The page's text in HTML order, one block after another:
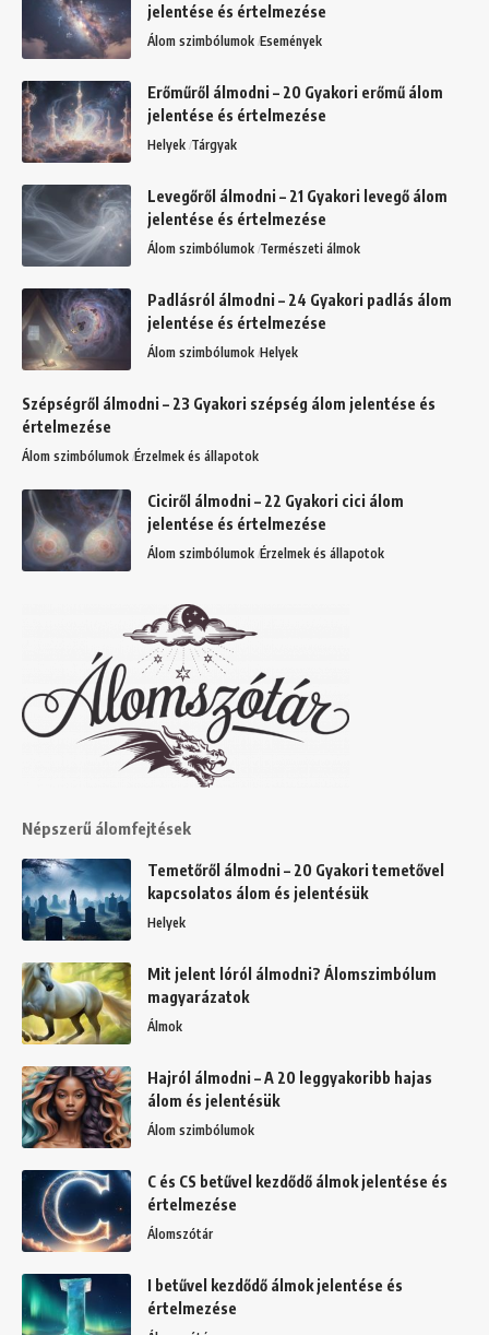
jelentése és értelmezése
Álom szimbólumok Események
Erőműről álmodni – 20 Gyakori erőmű álom
jelentése és értelmezése
Helyek Tárgyak
Levegőről álmodni – 21 Gyakori levegő álom
jelentése és értelmezése
Álom szimbólumok Természeti álmok
Padlásról álmodni – 24 Gyakori padlás álom
jelentése és értelmezése
Álom szimbólumok Helyek
Szépségről álmodni – 23 Gyakori szépség álom jelentése és
értelmezése
Álom szimbólumok Érzelmek és állapotok
Ciciről álmodni – 22 Gyakori cici álom
jelentése és értelmezése
Álom szimbólumok Érzelmek és állapotok
Népszerű álomfejtések
Temetőről álmodni – 20 Gyakori temetővel
kapcsolatos álom és jelentésük
Helyek
Mit jelent lóról álmodni? Álomszimbólum
magyarázatok
Álmok
Hajról álmodni – A 20 leggyakoribb hajas
álom és jelentésük
Álom szimbólumok
C és CS betűvel kezdődő álmok jelentése és
értelmezése
Álomszótár
I betűvel kezdődő álmok jelentése és
értelmezése